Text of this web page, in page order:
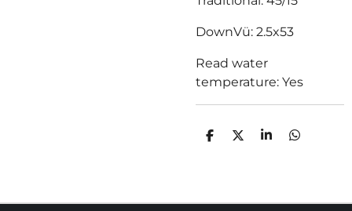
DownVü: 2.5x53
Read water
temperature: Yes
C
V
C
V
C
V
C
V